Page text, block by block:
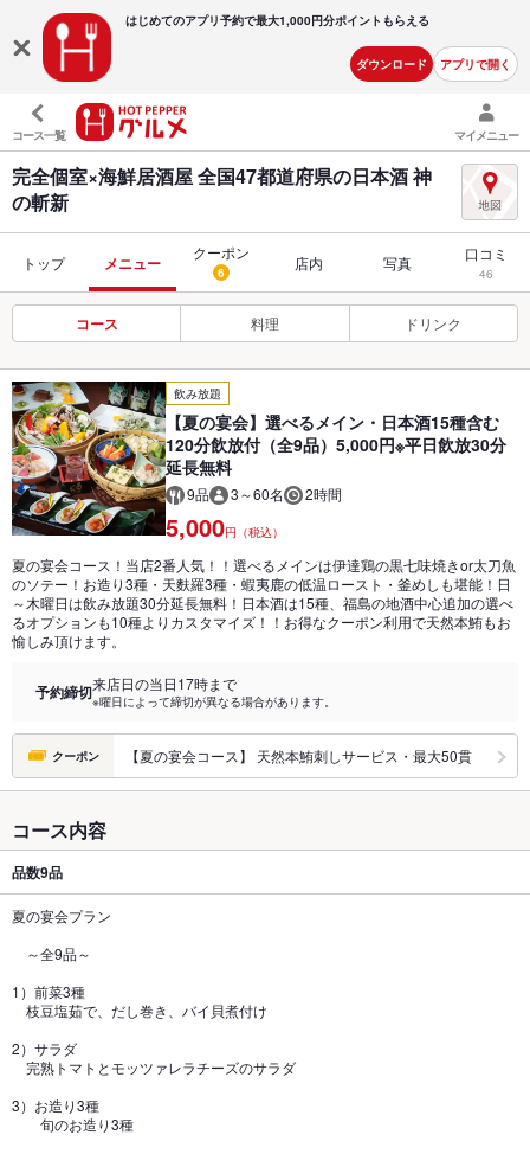
はじめてのアプリ予約で最大1,000円分ポイントもらえる
ダウンロード アプリで開く
コース一覧 マイメニュー
完全個室×海鮮居酒屋 全国47都道府県の日本酒 神
の斬新
トップ メニュー
クーポン
6 店内 写真 口コミ
46
コース 料理 ドリンク
飲み放題
【夏の宴会】選べるメイン・日本酒15種含む
120分飲放付（全9品）5,000円※平日飲放30分
延長無料
9品 3～60名 2時間
5,000円（税込）
夏の宴会コース！当店2番人気！！選べるメインは伊達鶏の黒七味焼きor太刀魚
のソテー！お造り3種・天麩羅3種・蝦夷鹿の低温ロースト・釜めしも堪能！日
～木曜日は飲み放題30分延長無料！日本酒は15種、福島の地酒中心追加の選べ
るオプションも10種よりカスタマイズ！！お得なクーポン利用で天然本鮪もお
愉しみ頂けます。
予約締切来店日の当日17時まで
※曜日によって締切が異なる場合があります。
クーポン 【夏の宴会コース】 天然本鮪刺しサービス・最大50貫
コース内容
品数9品
夏の宴会プラン
～全9品～
1）前菜3種
枝豆塩茹で、だし巻き、バイ貝煮付け
2）サラダ
完熟トマトとモッツァレラチーズのサラダ
3）お造り3種
旬のお造り3種